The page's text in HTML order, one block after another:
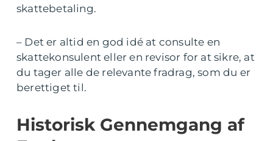
skattebetaling.
– Det er altid en god idé at consulte en
skattekonsulent eller en revisor for at sikre, at
du tager alle de relevante fradrag, som du er
berettiget til.
Historisk Gennemgang af